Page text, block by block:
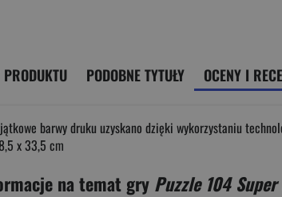
PRODUKTU PODOBNE TYTUŁY OCENY I
barwy druku uzyskano dzięki wykorzystaniu
x 33,5 cm
na temat gry Puzzle 104